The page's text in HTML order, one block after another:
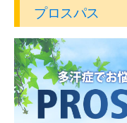
プロスパス